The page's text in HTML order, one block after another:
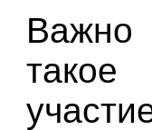
Важно